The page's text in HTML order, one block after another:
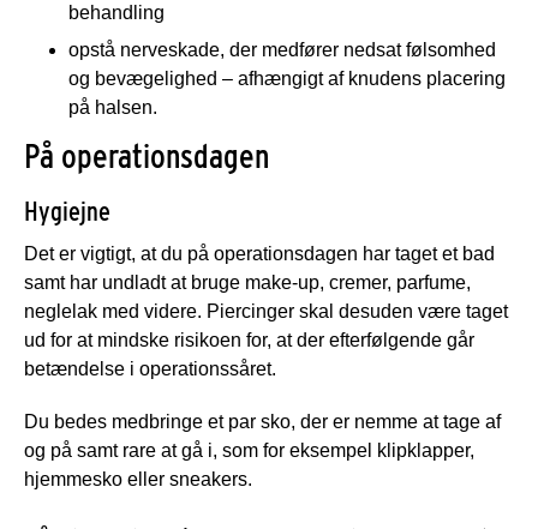
behandling
opstå nerveskade, der medfører nedsat følsomhed
og bevægelighed – afhængigt af knudens placering
på halsen.
På operationsdagen
Hygiejne
Det er vigtigt, at du på operationsdagen har taget et bad
samt har undladt at bruge make-up, cremer, parfume,
neglelak med videre. Piercinger skal desuden være taget
ud for at mindske risikoen for, at der efterfølgende går
betændelse i operationssåret.
Du bedes medbringe et par sko, der er nemme at tage af
og på samt rare at gå i, som for eksempel klipklapper,
hjemmesko eller sneakers.